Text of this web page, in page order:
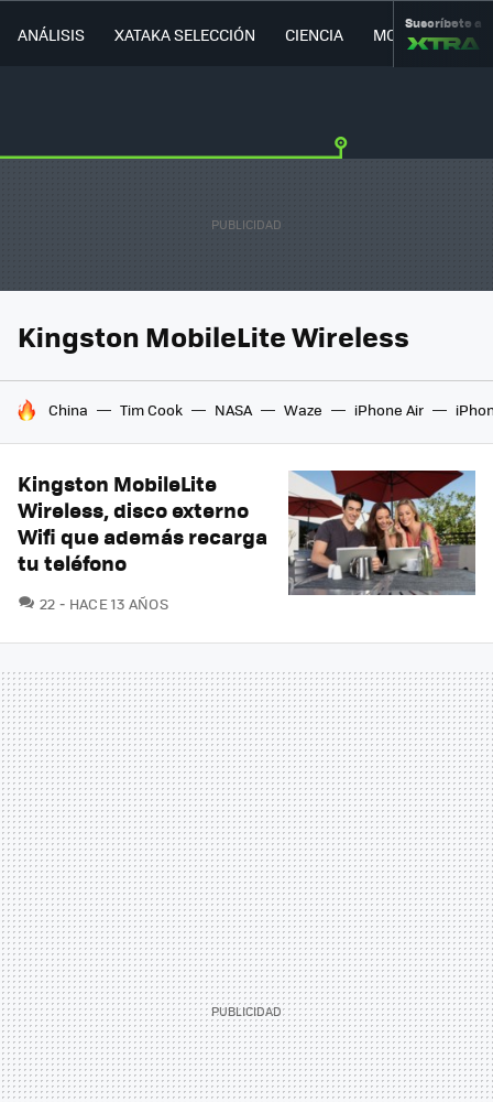
ANÁLISIS XATAKA SELECCIÓN CIENCIA MOVILIDAD
Suscríbete a
Kingston MobileLite Wireless
HOY SE HABLA DE
China Tim Cook NASA Waze iPhone Air
Kingston MobileLite
Wireless, disco externo
Wifi que además recarga
tu teléfono
22 COMENTARIOS
HACE 13 AÑOS